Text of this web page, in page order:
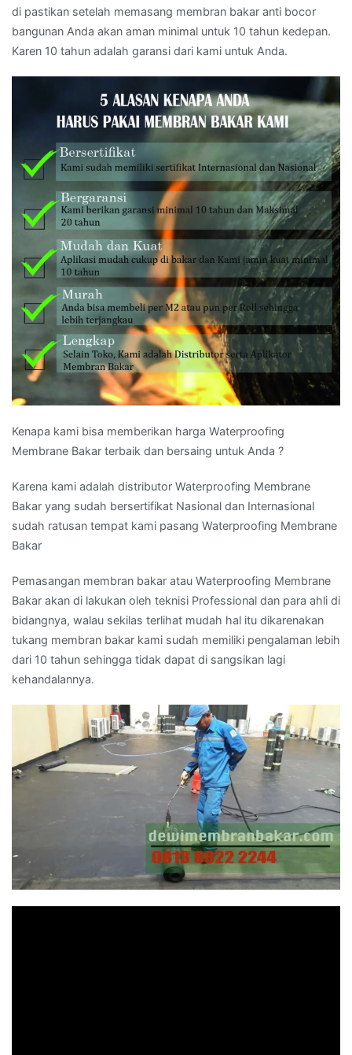
di pastikan setelah memasang membran bakar anti bocor
bangunan Anda akan aman minimal untuk 10 tahun kedepan.
Karen 10 tahun adalah garansi dari kami untuk Anda.
Kenapa kami bisa memberikan harga Waterproofing
Membrane Bakar terbaik dan bersaing untuk Anda ?
Karena kami adalah distributor Waterproofing Membrane
Bakar yang sudah bersertifikat Nasional dan Internasional
sudah ratusan tempat kami pasang Waterproofing Membrane
Bakar
Pemasangan membran bakar atau Waterproofing Membrane
Bakar akan di lakukan oleh teknisi Professional dan para ahli di
bidangnya, walau sekilas terlihat mudah hal itu dikarenakan
tukang membran bakar kami sudah memiliki pengalaman lebih
dari 10 tahun sehingga tidak dapat di sangsikan lagi
kehandalannya.